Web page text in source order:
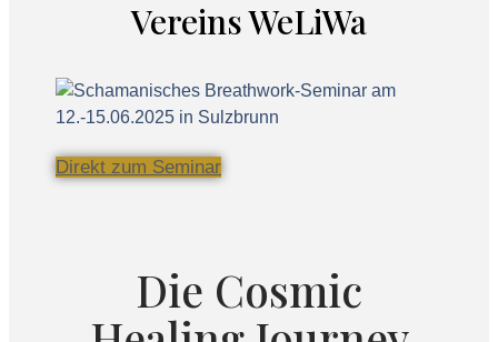
Vereins WeLiWa
Direkt zum Seminar
Die Cosmic